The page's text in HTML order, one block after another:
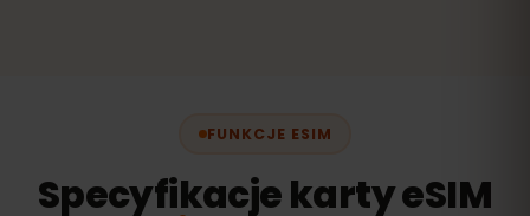
FUNKCJE ESIM
Specyfikacje karty eSIM